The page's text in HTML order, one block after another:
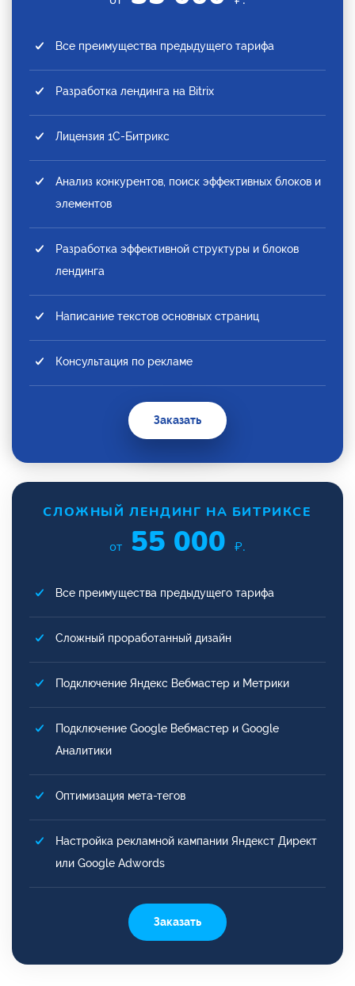
Все преимущества предыдущего тарифа
Разработка лендинга на Bitrix
Лицензия 1С-Битрикс
Анализ конкурентов, поиск эффективных блоков и
элементов
Разработка эффективной структуры и блоков
лендинга
Написание текстов основных страниц
Консультация по рекламе
Заказать
СЛОЖНЫЙ ЛЕНДИНГ НА БИТРИКСЕ
от 55 000 ₽.
Все преимущества предыдущего тарифа
Сложный проработанный дизайн
Подключение Яндекс Вебмастер и Метрики
Подключение Google Вебмастер и Google
Аналитики
Оптимизация мета-тегов
Настройка рекламной кампании Яндекст Директ
или Google Adwords
Заказать